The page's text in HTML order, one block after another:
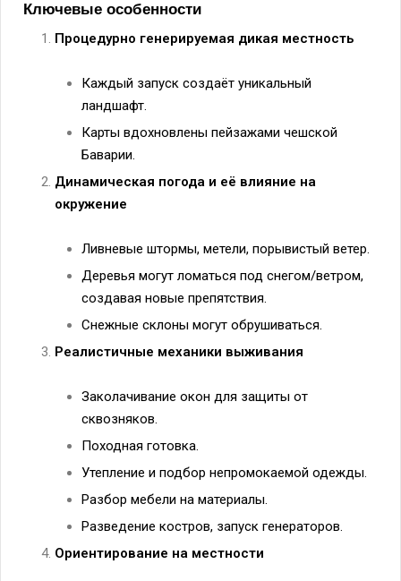
Ключевые особенности
Процедурно генерируемая дикая местность
Каждый запуск создаёт уникальный
ландшафт.
Карты вдохновлены пейзажами чешской
Баварии.
Динамическая погода и её влияние на
окружение
Ливневые штормы, метели, порывистый ветер.
Деревья могут ломаться под снегом/ветром,
создавая новые препятствия.
Снежные склоны могут обрушиваться.
Реалистичные механики выживания
Заколачивание окон для защиты от
сквозняков.
Походная готовка.
Утепление и подбор непромокаемой одежды.
Разбор мебели на материалы.
Разведение костров, запуск генераторов.
Ориентирование на местности